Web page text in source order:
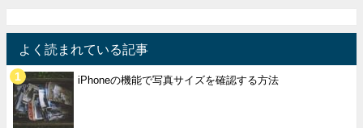
よく読まれている記事
iPhoneの機能で写真サイズを確認する方法